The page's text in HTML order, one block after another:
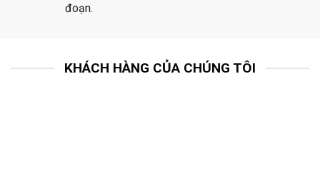
đoạn.
KHÁCH HÀNG CỦA CHÚNG TÔI